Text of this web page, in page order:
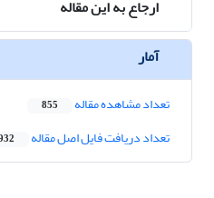
ارجاع به این مقاله
آمار
تعداد مشاهده مقاله 855
تعداد دریافت فایل اصل مقاله